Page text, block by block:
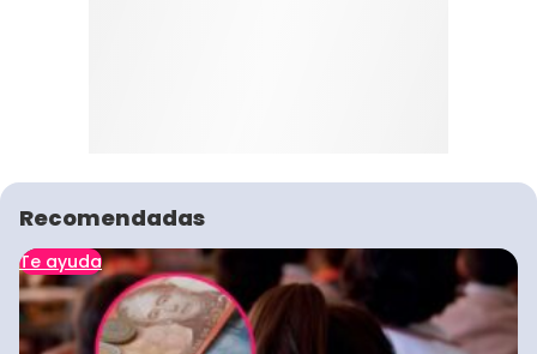
Recomendadas
Te ayuda